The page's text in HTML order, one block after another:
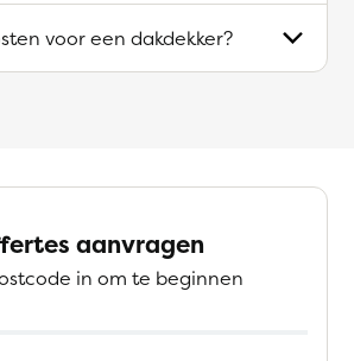
voor een dakdekker?
aanvragen
in om te beginnen